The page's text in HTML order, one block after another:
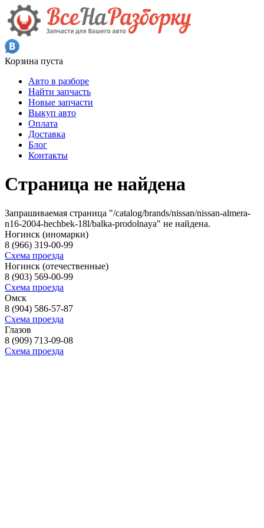
Корзина пуста
Авто в разборе
Найти запчасть
Новые запчасти
Выкуп авто
Оплата
Доставка
Блог
Контакты
Страница не найдена
Запрашиваемая страница "/catalog/brands/nissan/nissan-almera-
n16-2004-hechbek-18l/balka-prodolnaya" не найдена.
Ногинск (иномарки)
8 (966) 319-00-99
Схема проезда
Ногинск (отечественные)
8 (903) 569-00-99
Схема проезда
Омск
8 (904) 586-57-87
Схема проезда
Глазов
8 (909) 713-09-08
Схема проезда